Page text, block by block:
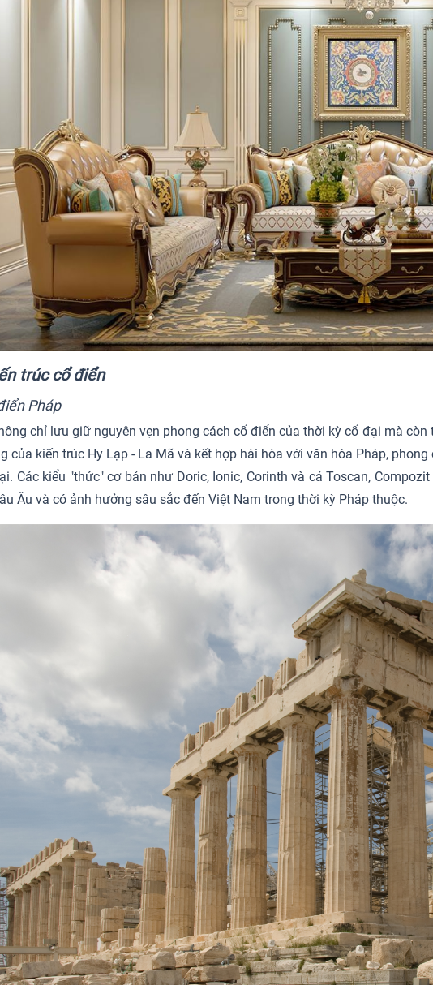
trúc cổ điển
Pháp
chỉ lưu giữ nguyên vẹn phong cách cổ điển của thời kỳ cổ đại mà
của kiến trúc Hy Lạp - La Mã và kết hợp hài hòa với văn hóa Pháp,
Các kiểu "thức" cơ bản như Doric, Ionic, Corinth và cả Toscan,
Âu và có ảnh hưởng sâu sắc đến Việt Nam trong thời kỳ Pháp thuộc.